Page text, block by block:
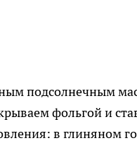
подсолнечным
фольгой и
в глиняном